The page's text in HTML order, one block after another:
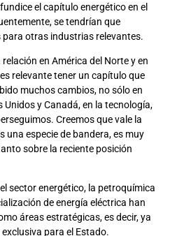
el capítulo energético en el
se tendrían que
otras industrias relevantes.
en América del Norte y en
relevante tener un capítulo que
muchos cambios, no sólo en
y Canadá, en la tecnología,
Creemos que vale la
una especie de bandera, es muy
sobre la reciente posición
sector energético, la petroquímica
de energía eléctrica han
áreas estratégicas, es decir, ya
para el Estado.